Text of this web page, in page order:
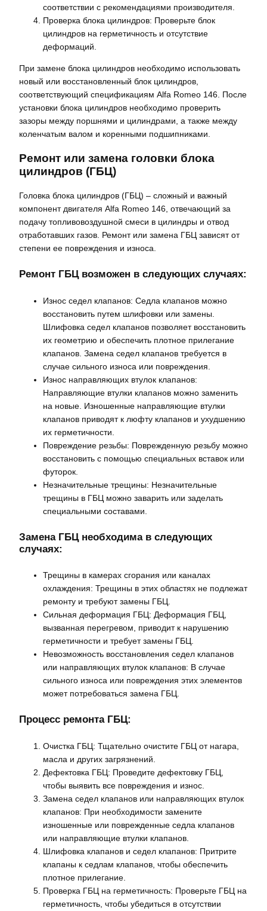
соответствии с рекомендациями производителя.
Проверка блока цилиндров: Проверьте блок
цилиндров на герметичность и отсутствие
деформаций.
При замене блока цилиндров необходимо использовать
новый или восстановленный блок цилиндров,
соответствующий спецификациям Alfa Romeo 146. После
установки блока цилиндров необходимо проверить
зазоры между поршнями и цилиндрами, а также между
коленчатым валом и коренными подшипниками.
Ремонт или замена головки блока
цилиндров (ГБЦ)
Головка блока цилиндров (ГБЦ) – сложный и важный
компонент двигателя Alfa Romeo 146, отвечающий за
подачу топливовоздушной смеси в цилиндры и отвод
отработавших газов. Ремонт или замена ГБЦ зависят от
степени ее повреждения и износа.
Ремонт ГБЦ возможен в следующих случаях:
Износ седел клапанов: Седла клапанов можно
восстановить путем шлифовки или замены.
Шлифовка седел клапанов позволяет восстановить
их геометрию и обеспечить плотное прилегание
клапанов. Замена седел клапанов требуется в
случае сильного износа или повреждения.
Износ направляющих втулок клапанов:
Направляющие втулки клапанов можно заменить
на новые. Изношенные направляющие втулки
клапанов приводят к люфту клапанов и ухудшению
их герметичности.
Повреждение резьбы: Поврежденную резьбу можно
восстановить с помощью специальных вставок или
футорок.
Незначительные трещины: Незначительные
трещины в ГБЦ можно заварить или заделать
специальными составами.
Замена ГБЦ необходима в следующих
случаях:
Трещины в камерах сгорания или каналах
охлаждения: Трещины в этих областях не подлежат
ремонту и требуют замены ГБЦ.
Сильная деформация ГБЦ: Деформация ГБЦ,
вызванная перегревом, приводит к нарушению
герметичности и требует замены ГБЦ.
Невозможность восстановления седел клапанов
или направляющих втулок клапанов: В случае
сильного износа или повреждения этих элементов
может потребоваться замена ГБЦ.
Процесс ремонта ГБЦ:
Очистка ГБЦ: Тщательно очистите ГБЦ от нагара,
масла и других загрязнений.
Дефектовка ГБЦ: Проведите дефектовку ГБЦ,
чтобы выявить все повреждения и износ.
Замена седел клапанов или направляющих втулок
клапанов: При необходимости замените
изношенные или поврежденные седла клапанов
или направляющие втулки клапанов.
Шлифовка клапанов и седел клапанов: Притрите
клапаны к седлам клапанов, чтобы обеспечить
плотное прилегание.
Проверка ГБЦ на герметичность: Проверьте ГБЦ на
герметичность, чтобы убедиться в отсутствии